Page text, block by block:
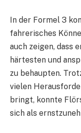
In der Formel 3
fahrerisches
auch zeigen, dass
härtesten und
zu behaupten.
vielen
bringt, konnte
sich als